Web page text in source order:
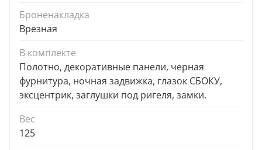
Броненакладка
Врезная
В комплекте
Полотно, декоративные панели, черная
фурнитура, ночная задвижка, глазок СБОКУ,
эксцентрик, заглушки под ригеля, замки.
Вес
125